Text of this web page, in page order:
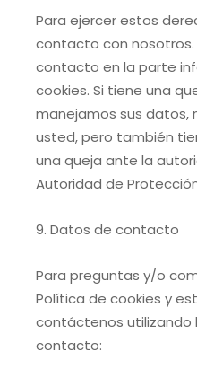
Para ejercer estos
contacto con
contacto en la parte
cookies. Si tiene una
manejamos sus datos,
usted, pero también
una queja ante la
Autoridad de
9. Datos de contacto
Para preguntas y/o
Política de cookies y
contáctenos utilizando
contacto: